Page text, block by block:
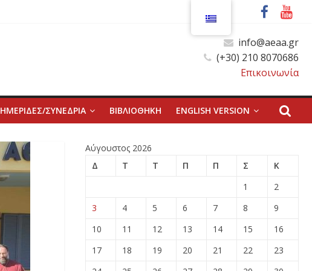
info@aeaa.gr
(+30) 210 8070686
Επικοινωνία
ΗΜΕΡΙΔΕΣ/ΣΥΝΕΔΡΙΑ ΒΙΒΛΙΟΘΗΚΗ ENGLISH VERSION
Αύγουστος 2026
Δ
Τ Τ Π Π Σ
Κ
1
2
3
4 5 6 7 8
9
10
11 12 13 14 15
16
17
18 19 20 21 22
23